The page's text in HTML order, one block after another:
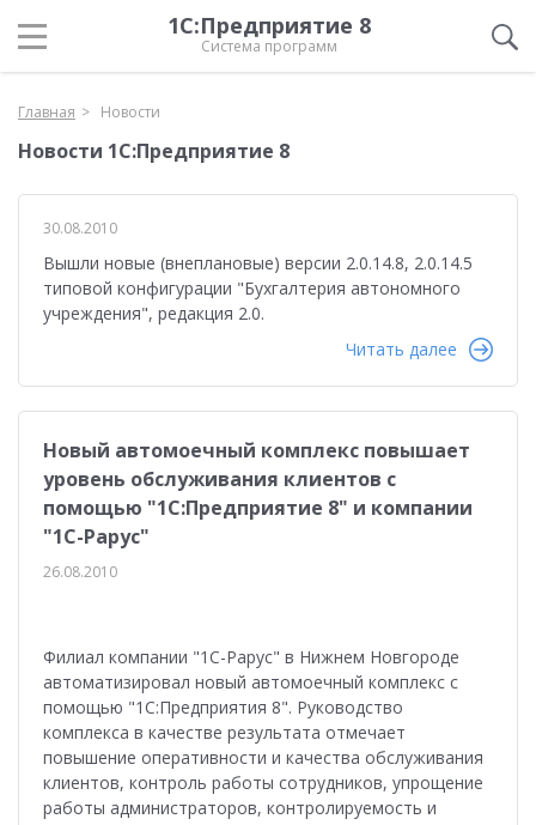
1С:Предприятие 8
Система программ
Главная Новости
Новости 1С:Предприятие 8
30.08.2010
Вышли новые (внеплановые) версии 2.0.14.8, 2.0.14.5
типовой конфигурации "Бухгалтерия автономного
учреждения", редакция 2.0.
Читать далее
Новый автомоечный комплекс повышает
уровень обслуживания клиентов с
помощью "1С:Предприятие 8" и компании
"1С-Рарус"
26.08.2010
Филиал компании "1С-Рарус" в Нижнем Новгороде
автоматизировал новый автомоечный комплекс с
помощью "1С:Предприятия 8". Руководство
комплекса в качестве результата отмечает
повышение оперативности и качества обслуживания
клиентов, контроль работы сотрудников, упрощение
работы администраторов, контролируемость и